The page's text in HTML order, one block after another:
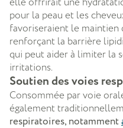
pour la peau et les
favoriseraient le
renforçant la barrière
qui peut aider à limiter la
irritations.
Soutien des voies
Consommée par voie
également
respiratoires, notamment